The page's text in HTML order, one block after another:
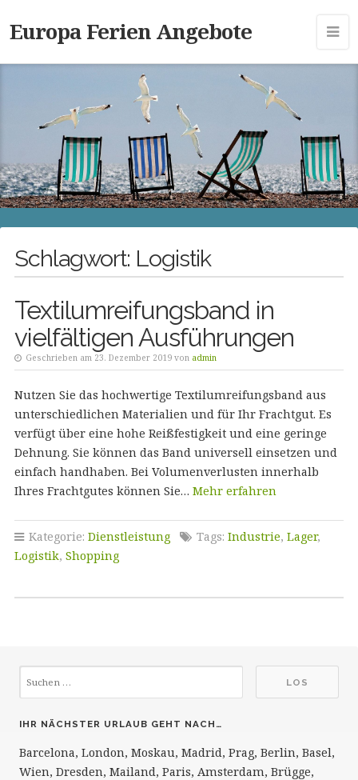
Europa Ferien Angebote
Schlagwort: Logistik
Textilumreifungsband in
vielfältigen Ausführungen
Geschrieben am 23. Dezember 2019 von admin
Nutzen Sie das hochwertige Textilumreifungsband aus
unterschiedlichen Materialien und für Ihr Frachtgut. Es
verfügt über eine hohe Reißfestigkeit und eine geringe
Dehnung. Sie können das Band universell einsetzen und
einfach handhaben. Bei Volumenverlusten innerhalb
Ihres Frachtgutes können Sie… Mehr erfahren
Kategorie: Dienstleistung Tags: Industrie, Lager,
Logistik, Shopping
IHR NÄCHSTER URLAUB GEHT NACH…
Barcelona, London, Moskau, Madrid, Prag, Berlin, Basel,
Wien, Dresden, Mailand, Paris, Amsterdam, Brügge,